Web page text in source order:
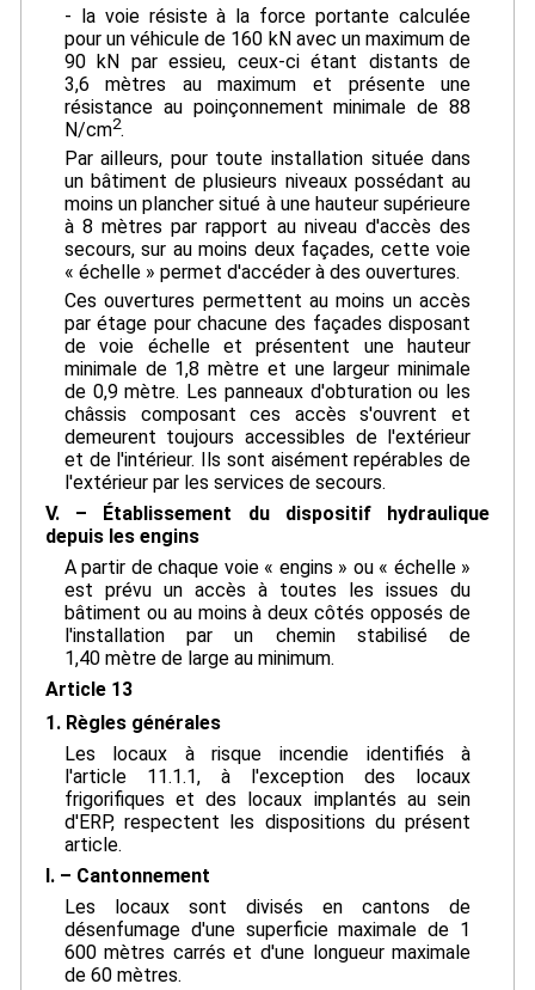
- la voie résiste à la force portante calculée
pour un véhicule de 160 kN avec un maximum de
90 kN par essieu, ceux-ci étant distants de
3,6 mètres au maximum et présente une
résistance au poinçonnement minimale de 88
N/cm2.
Par ailleurs, pour toute installation située dans
un bâtiment de plusieurs niveaux possédant au
moins un plancher situé à une hauteur supérieure
à 8 mètres par rapport au niveau d'accès des
secours, sur au moins deux façades, cette voie
« échelle » permet d'accéder à des ouvertures.
Ces ouvertures permettent au moins un accès
par étage pour chacune des façades disposant
de voie échelle et présentent une hauteur
minimale de 1,8 mètre et une largeur minimale
de 0,9 mètre. Les panneaux d'obturation ou les
châssis composant ces accès s'ouvrent et
demeurent toujours accessibles de l'extérieur
et de l'intérieur. Ils sont aisément repérables de
l'extérieur par les services de secours.
V. – Établissement du dispositif hydraulique
depuis les engins
A partir de chaque voie « engins » ou « échelle »
est prévu un accès à toutes les issues du
bâtiment ou au moins à deux côtés opposés de
l'installation par un chemin stabilisé de
1,40 mètre de large au minimum.
Article 13
1. Règles générales
Les locaux à risque incendie identifiés à
l'article 11.1.1, à l'exception des locaux
frigorifiques et des locaux implantés au sein
d'ERP, respectent les dispositions du présent
article.
I. – Cantonnement
Les locaux sont divisés en cantons de
désenfumage d'une superficie maximale de 1
600 mètres carrés et d'une longueur maximale
de 60 mètres.